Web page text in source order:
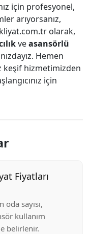
için profesyonel,
arıyorsanız,
olarak,
veasansörlü
Hemen
keşif hizmetimizden
için
Fiyatları
oda sayısı,
kullanım
belirlenir.